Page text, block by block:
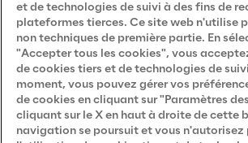
Privacy Notice(Marketing)
Accessibility Statement
Careers
et de technologies de suivi à des fins de
plateformes tierces. Ce site web n'utilise
non techniques de première partie. En
"Accepter tous les cookies", vous
de cookies tiers et de technologies de
moment, vous pouvez gérer vos
de cookies en cliquant sur "Paramètres
cliquant sur le X en haut à droite de cette
navigation se poursuit et vous n'autorisez